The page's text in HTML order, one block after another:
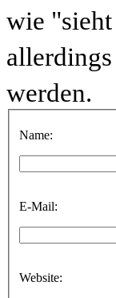
wie
werden.
Name:
E-Mail:
Website: